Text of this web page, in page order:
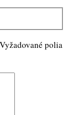
Vyžadované polia